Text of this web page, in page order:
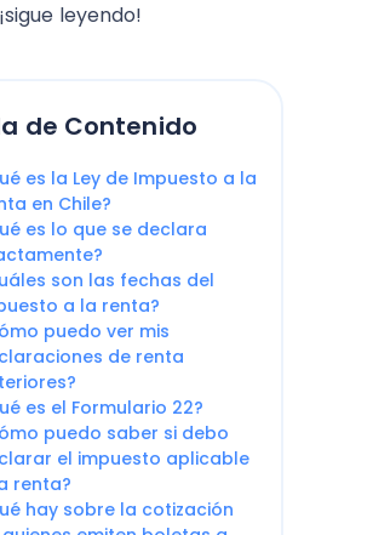
leyendo!
de Contenido
es la Ley de Impuesto a la
en Chile?
es lo que se declara
son las fechas del
a la renta?
puedo ver mis
de renta
es el Formulario 22?
puedo saber si debo
el impuesto aplicable
renta?
hay sobre la cotización